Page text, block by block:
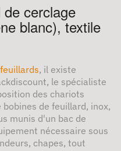
cerclage
blanc), textile
feuillards, il existe
le spécialiste
des chariots
de feuillard, inox,
munis d'un bac de
nécessaire sous
chapes, tout